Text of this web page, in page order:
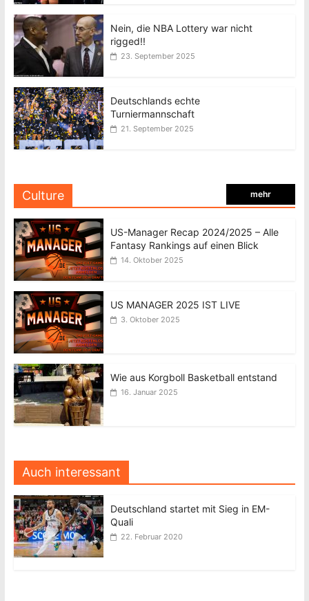
Nein, die NBA Lottery war nicht
rigged!!
23. September 2025
Deutschlands echte
Turniermannschaft
21. September 2025
Culture mehr
US-Manager Recap 2024/2025 – Alle
Fantasy Rankings auf einen Blick
14. Oktober 2025
US MANAGER 2025 IST LIVE
3. Oktober 2025
Wie aus Korgboll Basketball entstand
16. Januar 2025
Auch interessant
Deutschland startet mit Sieg in EM-
Quali
22. Februar 2020